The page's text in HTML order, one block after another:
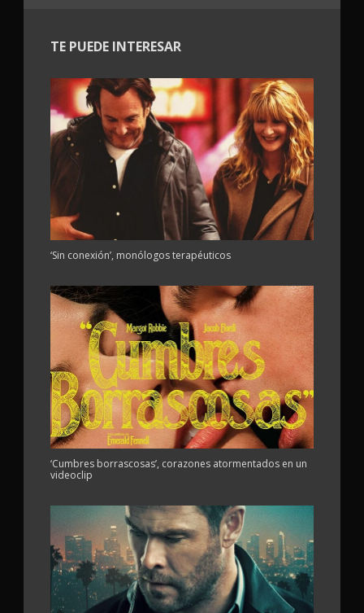
TE PUEDE INTERESAR
‘Sin conexión’, monólogos terapéuticos
‘Cumbres borrascosas’, corazones atormentados en un
videoclip